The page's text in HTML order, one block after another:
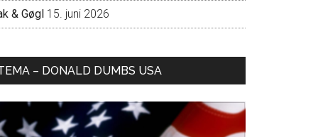
& Gøgl 15. juni 2026
– DONALD DUMBS USA